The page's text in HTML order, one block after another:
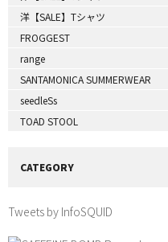
洋【SALE】Tシャツ
FROGGEST
range
SANTAMONICA SUMMERWEAR
seedleSs
TOAD STOOL
CATEGORY
Tweets by InfoSQUID